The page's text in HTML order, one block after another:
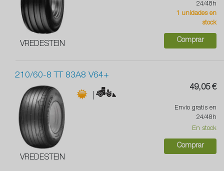
VREDESTEIN
24/48h
1 unidades en
stock
Comprar
210/60-8 TT 83A8 V64+
VREDESTEIN
|
49,05 €
Envío gratis en
24/48h
En stock
Comprar